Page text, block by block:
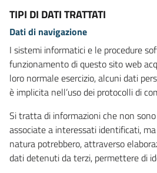
TIPI DI DATI TRATTATI
Dati di navigazione
I sistemi informatici e le procedure
funzionamento di questo sito web
loro normale esercizio, alcuni dati
è implicita nell’uso dei protocolli di
Si tratta di informazioni che non
associate a interessati identificati,
natura potrebbero, attraverso
dati detenuti da terzi, permettere di